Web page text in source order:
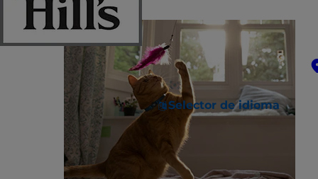
Selector de idioma